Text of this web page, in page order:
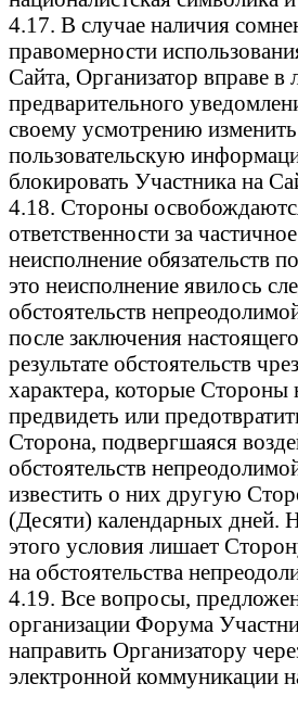
4.17. В случае наличия
правомерности
Сайта, Организатор вправе в
предварительного
своему усмотрению изменить
пользовательскую
блокировать Участника на
4.18. Стороны
ответственности за
неисполнение обязательств
это неисполнение явилось
обстоятельств
после заключения
результате обстоятельств
характера, которые Стороны
предвидеть или
Сторона, подвергшаяся
обстоятельств
известить о них другую
(Десяти) календарных дней.
этого условия лишает
на обстоятельства
4.19. Все вопросы,
организации Форума
направить Организатору
электронной коммуникации